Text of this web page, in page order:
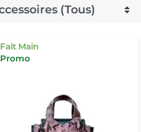
Fait Main
Promo